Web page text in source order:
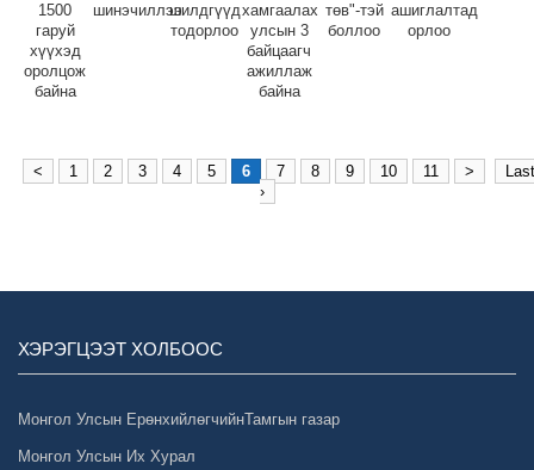
1500
гаруй
хүүхэд
оролцож
байна
шинэчиллээшилдгүүд
тодорлоо
хамгаалах
улсын 3
байцаагч
ажиллаж
байна
төв"-тэй
боллоо
ашиглалтад
орлоо
< 1 2 3 4 5 6 7 8 9 10 11 >
Last
›
ХЭРЭГЦЭЭТ ХОЛБООС
Монгол Улсын ЕрөнхийлөгчийнТамгын газар
Монгол Улсын Их Хурал